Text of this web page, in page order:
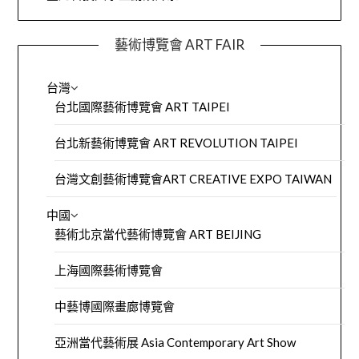
藝術博覽會 ART FAIR
台灣
台北國際藝術博覽會 ART TAIPEI
台北新藝術博覽會 ART REVOLUTION TAIPEI
台灣文創藝術博覽會ART CREATIVE EXPO TAIWAN
中國
藝術北京當代藝術博覽會 ART BEIJING
上海國際藝術博覽會
中藝博國際畫廊博覽會
亞洲當代藝術展 Asia Contemporary Art Show